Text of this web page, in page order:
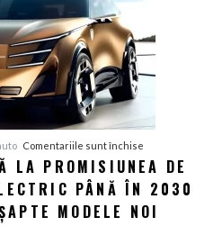
Comentariile sunt închise
Peugeot
renunță
la
LA PROMISIUNEA DE
PÂNĂ ÎN 2030
MODELE NOI